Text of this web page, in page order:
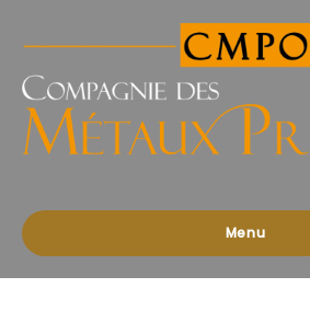
des
Précieux
l'Ouest
Menu